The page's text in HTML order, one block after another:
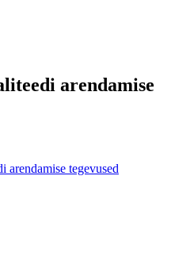
arendamise
arendamise tegevused